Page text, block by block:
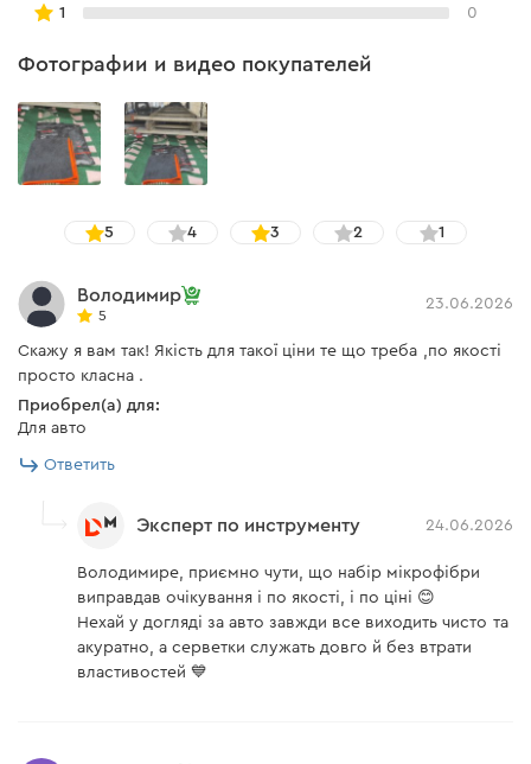
1 0
Фотографии и видео покупателей
5 4 3 2 1
Володимир
5
23.06.2026
Скажу я вам так! Якість для такої ціни те що треба ,по якості
просто класна .
Приобрел(а) для:
Для авто
Ответить
Эксперт по инструменту 24.06.2026
Володимире, приємно чути, що набір мікрофібри
виправдав очікування і по якості, і по ціні 😊
Нехай у догляді за авто завжди все виходить чисто та
акуратно, а серветки служать довго й без втрати
властивостей 💙